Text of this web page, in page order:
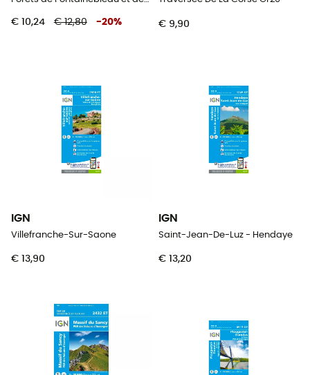
€ 10,24 € 12,80 -20% € 9,90
IGN
Villefranche-Sur-Saone
€ 13,90
IGN
Saint-Jean-De-Luz - Hendaye
€ 13,20